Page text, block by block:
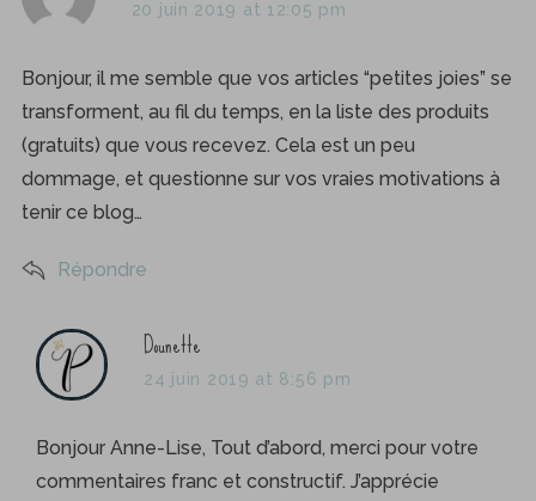
s
:
20 juin 2019 at 12:05 pm
Bonjour, il me semble que vos articles “petites joies” se
transforment, au fil du temps, en la liste des produits
(gratuits) que vous recevez. Cela est un peu
dommage, et questionne sur vos vraies motivations à
tenir ce blog…
Répondre
s
a
s
:
Dounette
24 juin 2019 at 8:56 pm
Bonjour Anne-Lise, Tout d’abord, merci pour votre
commentaires franc et constructif. J’apprécie